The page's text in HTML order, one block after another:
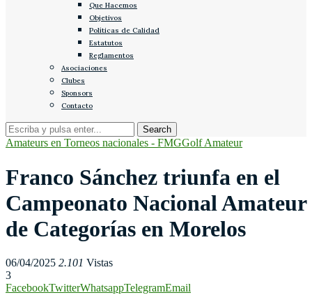
Que Hacemos
Objetivos
Políticas de Calidad
Estatutos
Reglamentos
Asociaciones
Clubes
Sponsors
Contacto
Amateurs en Torneos nacionales - FMGGolf Amateur
Franco Sánchez triunfa en el
Campeonato Nacional Amateur
de Categorías en Morelos
06/04/2025 2.101 Vistas
3
FacebookTwitterWhatsappTelegramEmail